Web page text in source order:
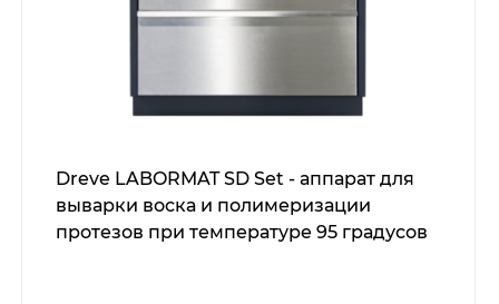
Dreve LABORMAT SD Set - аппарат для
выварки воска и полимеризации
протезов при температуре 95 градусов